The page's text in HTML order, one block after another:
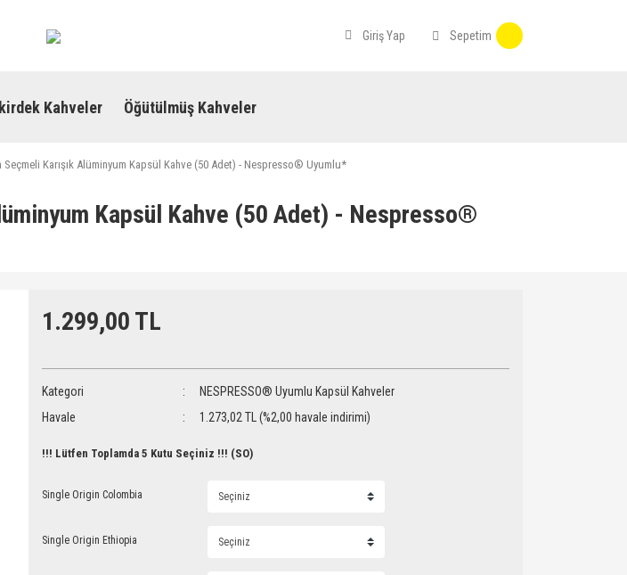
Giriş Yap Sepetim
Kahveler Öğütülmüş Kahveler
Karışık Alüminyum Kapsül Kahve (50 Adet) - Nespresso® Uyumlu*
Kapsül Kahve (50 Adet) - Nespresso®
1.299,00 TL
Kategori
NESPRESSO® Uyumlu Kapsül Kahveler
Havale
1.273,02 TL (%2,00 havale indirimi)
!!! Lütfen Toplamda 5 Kutu Seçiniz !!! (SO)
Single Origin Colombia
Single Origin Ethiopia